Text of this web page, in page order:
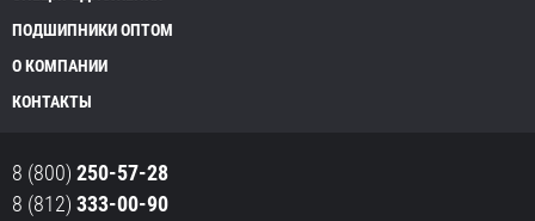
ПОДШИПНИКИ ОПТОМ
О КОМПАНИИ
КОНТАКТЫ
8 (800) 250-57-28
8 (812) 333-00-90